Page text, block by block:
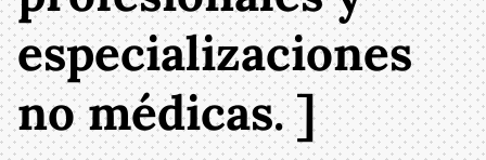
especializaciones
no médicas. ]